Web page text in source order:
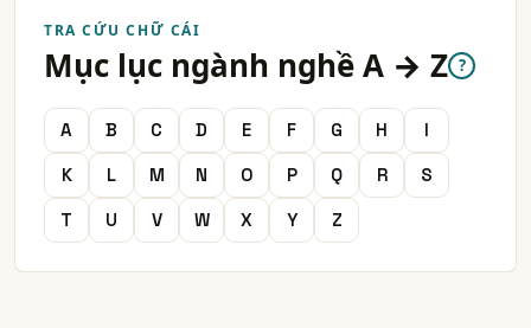
TRA CỨU CHỮ CÁI
Mục lục ngành nghề A → Z ?
A B C D E F G H
I
K
L M N O P Q R
S
T
U V W X Y Z